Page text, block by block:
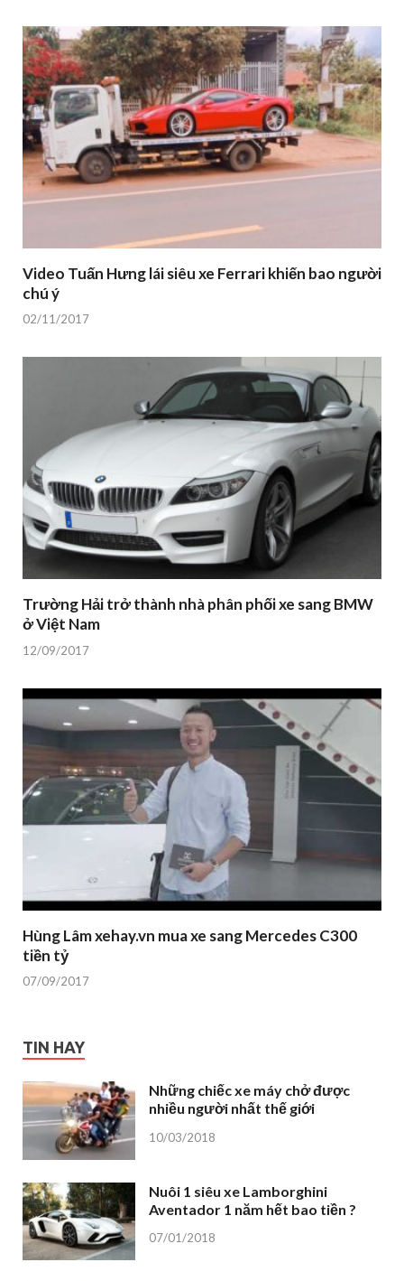
Video Tuấn Hưng lái siêu xe Ferrari khiến bao người
chú ý
02/11/2017
Trường Hải trở thành nhà phân phối xe sang BMW
ở Việt Nam
12/09/2017
Hùng Lâm xehay.vn mua xe sang Mercedes C300
tiền tỷ
07/09/2017
TIN HAY
Những chiếc xe máy chở được
nhiều người nhất thế giới
10/03/2018
Nuôi 1 siêu xe Lamborghini
Aventador 1 năm hết bao tiền ?
07/01/2018